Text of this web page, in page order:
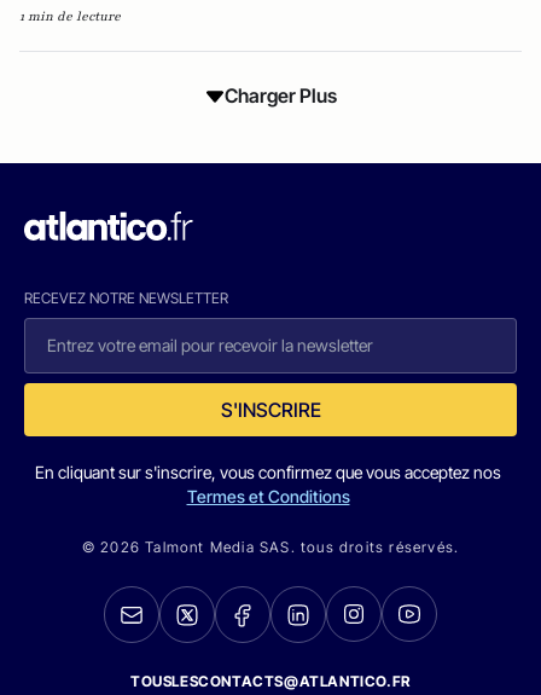
1 min de lecture
Charger Plus
RECEVEZ NOTRE NEWSLETTER
S'INSCRIRE
En cliquant sur s'inscrire, vous confirmez que vous acceptez nos
Termes et Conditions
© 2026 Talmont Media SAS. tous droits réservés.
TOUSLESCONTACTS@ATLANTICO.FR